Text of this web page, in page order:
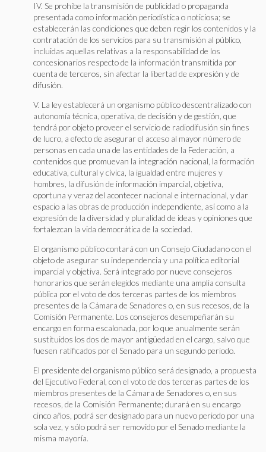
IV. Se prohíbe la transmisión de publicidad o propaganda
presentada como información periodística o noticiosa; se
establecerán las condiciones que deben regir los contenidos y la
contratación de los servicios para su transmisión al público,
incluidas aquellas relativas a la responsabilidad de los
concesionarios respecto de la información transmitida por
cuenta de terceros, sin afectar la libertad de expresión y de
difusión.
V. La ley establecerá un organismo público descentralizado con
autonomía técnica, operativa, de decisión y de gestión, que
tendrá por objeto proveer el servicio de radiodifusión sin fines
de lucro, a efecto de asegurar el acceso al mayor número de
personas en cada una de las entidades de la Federación, a
contenidos que promuevan la integración nacional, la formación
educativa, cultural y cívica, la igualdad entre mujeres y
hombres, la difusión de información imparcial, objetiva,
oportuna y veraz del acontecer nacional e internacional, y dar
espacio a las obras de producción independiente, así como a la
expresión de la diversidad y pluralidad de ideas y opiniones que
fortalezcan la vida democrática de la sociedad.
El organismo público contará con un Consejo Ciudadano con el
objeto de asegurar su independencia y una política editorial
imparcial y objetiva. Será integrado por nueve consejeros
honorarios que serán elegidos mediante una amplia consulta
pública por el voto de dos terceras partes de los miembros
presentes de la Cámara de Senadores o, en sus recesos, de la
Comisión Permanente. Los consejeros desempeñarán su
encargo en forma escalonada, por lo que anualmente serán
sustituidos los dos de mayor antigüedad en el cargo, salvo que
fuesen ratificados por el Senado para un segundo periodo.
El presidente del organismo público será designado, a propuesta
del Ejecutivo Federal, con el voto de dos terceras partes de los
miembros presentes de la Cámara de Senadores o, en sus
recesos, de la Comisión Permanente; durará en su encargo
cinco años, podrá ser designado para un nuevo periodo por una
sola vez, y sólo podrá ser removido por el Senado mediante la
misma mayoría.